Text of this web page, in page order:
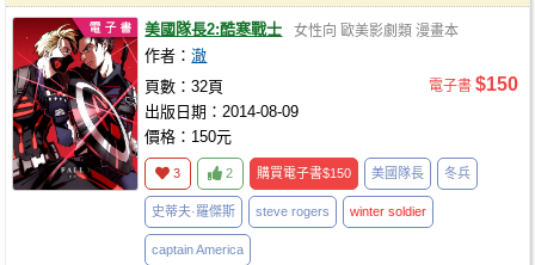
美國隊長2:酷寒戰士 女性向 歐美影劇類 漫畫本
作者：澈
頁數：32頁
出版日期：2014-08-09
價格：150元
電子書 $150
3 2 購買電子書$150 美國隊長 冬兵
史蒂夫·羅傑斯 steve rogers winter soldier
captain America